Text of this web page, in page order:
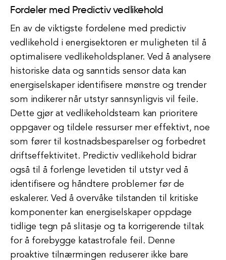
Fordeler med Predictiv vedlikehold
En av de viktigste fordelene med predictiv
vedlikehold i energisektoren er muligheten til å
optimalisere vedlikeholdsplaner. Ved å analysere
historiske data og sanntids sensor data kan
energiselskaper identifisere mønstre og trender
som indikerer når utstyr sannsynligvis vil feile.
Dette gjør at vedlikeholdsteam kan prioritere
oppgaver og tildele ressurser mer effektivt, noe
som fører til kostnadsbesparelser og forbedret
driftseffektivitet. Predictiv vedlikehold bidrar
også til å forlenge levetiden til utstyr ved å
identifisere og håndtere problemer før de
eskalerer. Ved å overvåke tilstanden til kritiske
komponenter kan energiselskaper oppdage
tidlige tegn på slitasje og ta korrigerende tiltak
for å forebygge katastrofale feil. Denne
proaktive tilnærmingen reduserer ikke bare